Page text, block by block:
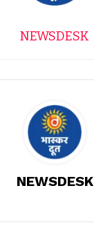
NEWSDESK
NEWSDESK